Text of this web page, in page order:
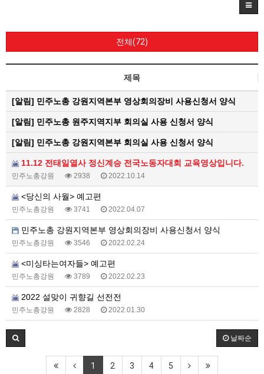
전체(72)
제목
[알림] 민주노총 강원지역본부 영상회의장비 사용신청서 양식
[알림] 민주노총 원주지역지부 회의실 사용 신청서 양식
[알림] 민주노총 강원지역본부 회의실 사용 신청서 양식
11.12 전태일열사 정신계승 전국노동자대회 교육영상입니다.
민주노총강원 2938 2022.10.14
<당신의 사월> 예고편
민주노총강원 3741 2022.04.07
민주노총 강원지역본부 영상회의장비 사용신청서 양식
민주노총강원 3546 2022.02.24
<미싱타는여자들> 예고편
민주노총강원 3789 2022.02.23
2022 설맞이 귀향길 선전전
민주노총강원 2828 2022.01.30
날짜순
1 2 3 4 5